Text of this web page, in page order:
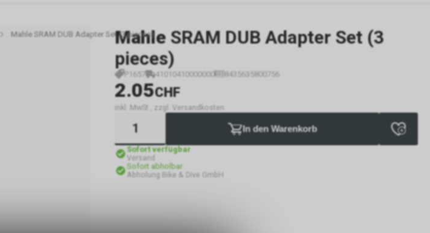
Mahle SRAM DUB Adapter Set (3 pieces)
Mahle SRAM DUB Adapter Set (3
pieces)
P1657 41010410000000 8435635800756
2.05CHF
inkl. MwSt., zzgl. Versandkosten
In den Warenkorb
Sofort verfügbar
Versand
Sofort abholbar
Abholung Bike & Dive GmbH